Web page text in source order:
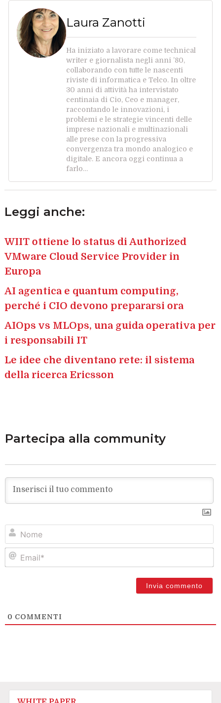
Laura Zanotti
Ha iniziato a lavorare come technical
writer e giornalista negli anni ’80,
collaborando con tutte le nascenti
riviste di informatica e Telco. In oltre
30 anni di attività ha intervistato
centinaia di Cio, Ceo e manager,
raccontando le innovazioni, i
problemi e le strategie vincenti delle
imprese nazionali e multinazionali
alle prese con la progressiva
convergenza tra mondo analogico e
digitale. E ancora oggi continua a
farlo…
Leggi anche:
WIIT ottiene lo status di Authorized
VMware Cloud Service Provider in
Europa
AI agentica e quantum computing,
perché i CIO devono prepararsi ora
AIOps vs MLOps, una guida operativa per
i responsabili IT
Le idee che diventano rete: il sistema
della ricerca Ericsson
Partecipa alla community
0 COMMENTI